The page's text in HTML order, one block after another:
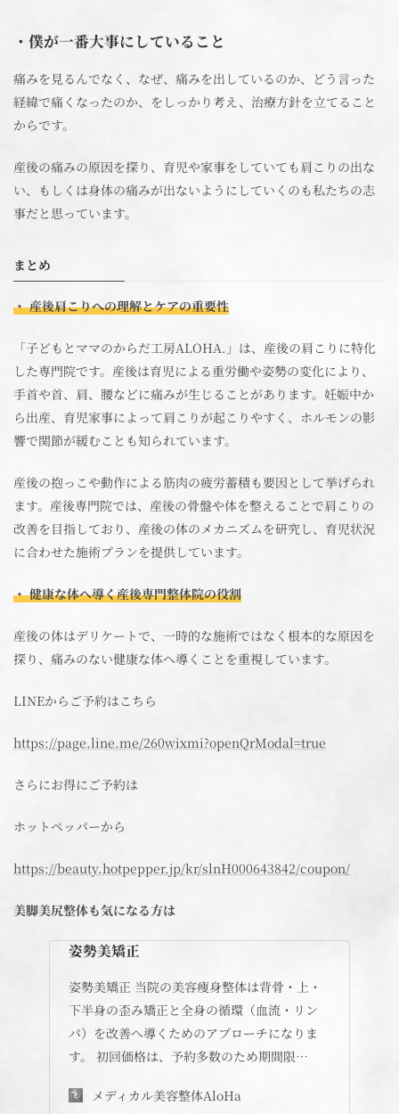
・僕が一番大事にしていること
痛みを見るんでなく、なぜ、痛みを出しているのか、どう言った
経緯で痛くなったのか、をしっかり考え、治療方針を立てること
からです。
産後の痛みの原因を探り、育児や家事をしていても肩こりの出な
い、もしくは身体の痛みが出ないようにしていくのも私たちの志
事だと思っています。
まとめ
・ 産後肩こりへの理解とケアの重要性
「子どもとママのからだ工房ALOHA.」は、産後の肩こりに特化
した専門院です。産後は育児による重労働や姿勢の変化により、
手首や首、肩、腰などに痛みが生じることがあります。妊娠中か
ら出産、育児家事によって肩こりが起こりやすく、ホルモンの影
響で関節が緩むことも知られています。
産後の抱っこや動作による筋肉の疲労蓄積も要因として挙げられ
ます。産後専門院では、産後の骨盤や体を整えることで肩こりの
改善を目指しており、産後の体のメカニズムを研究し、育児状況
に合わせた施術プランを提供しています。
・ 健康な体へ導く産後専門整体院の役割
産後の体はデリケートで、一時的な施術ではなく根本的な原因を
探り、痛みのない健康な体へ導くことを重視しています。
LINEからご予約はこちら
https://page.line.me/260wixmi?openQrModal=true
さらにお得にご予約は
ホットペッパーから
https://beauty.hotpepper.jp/kr/slnH000643842/coupon/
美脚美尻整体も気になる方は
姿勢美矯正
姿勢美矯正 当院の美容痩身整体は背骨・上・
下半身の歪み矯正と全身の循環（血流・リン
パ）を改善へ導くためのアプローチになりま
す。 初回価格は、予約多数のため期間限…
メディカル美容整体AloHa